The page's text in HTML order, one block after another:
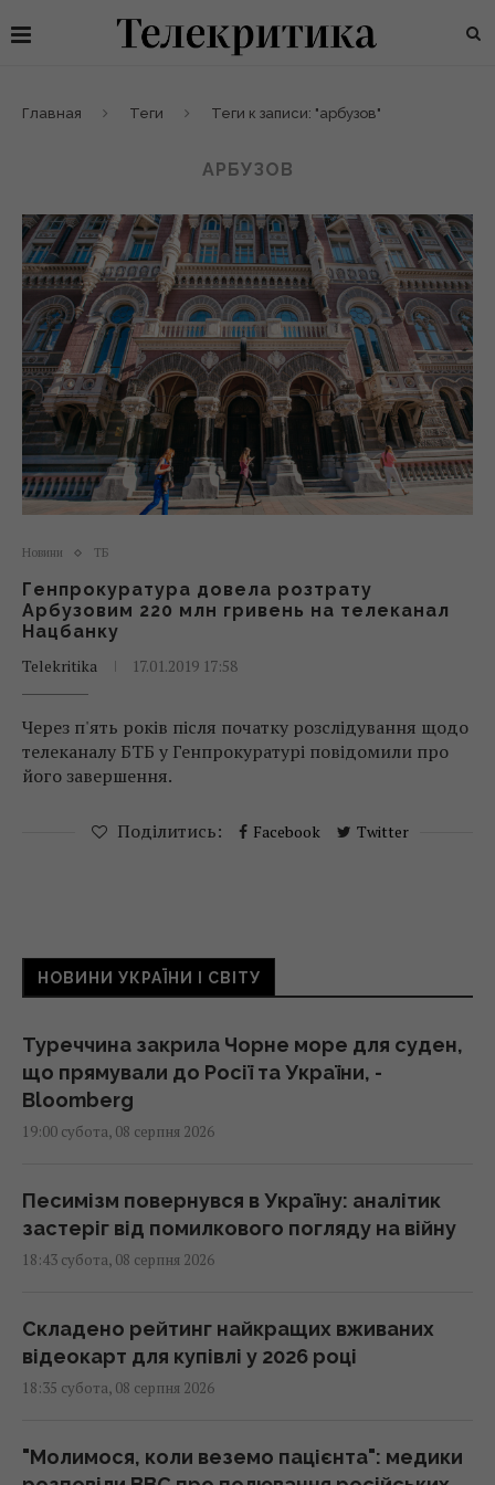
Главная Теги Теги к записи: "арбузов"
АРБУЗОВ
Новини ТБ
Генпрокуратура довела розтрату
Арбузовим 220 млн гривень на телеканал
Нацбанку
Telekritika
17.01.2019 17:58
Через п'ять років після початку розслідування щодо
телеканалу БТБ у Генпрокуратурі повідомили про
його завершення.
Поділитись: Facebook Twitter
НОВИНИ УКРАЇНИ І СВІТУ
Туреччина закрила Чорне море для суден,
що прямували до Росії та України, -
Bloomberg
19:00 субота, 08 серпня 2026
Песимізм повернувся в Україну: аналітик
застеріг від помилкового погляду на війну
18:43 субота, 08 серпня 2026
Складено рейтинг найкращих вживаних
відеокарт для купівлі у 2026 році
18:35 субота, 08 серпня 2026
"Молимося, коли веземо пацієнта": медики